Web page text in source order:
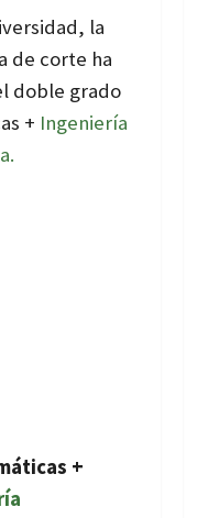
la
de corte ha
doble grado
+ Ingeniería
+